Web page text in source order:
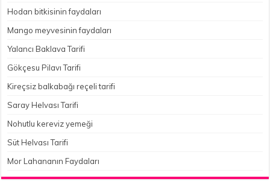
Hodan bitkisinin faydaları
Mango meyvesinin faydaları
Yalancı Baklava Tarifi
Gökçesu Pilavı Tarifi
Kireçsiz balkabağı reçeli tarifi
Saray Helvası Tarifi
Nohutlu kereviz yemeği
Süt Helvası Tarifi
Mor Lahananın Faydaları